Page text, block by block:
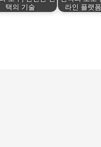
택의 기술
라인 플랫